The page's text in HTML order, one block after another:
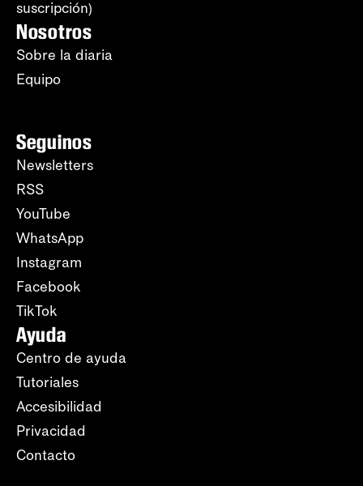
suscripción)
Nosotros
Sobre la diaria
Equipo
Seguinos
Newsletters
RSS
YouTube
WhatsApp
Instagram
Facebook
TikTok
Ayuda
Centro de ayuda
Tutoriales
Accesibilidad
Privacidad
Contacto